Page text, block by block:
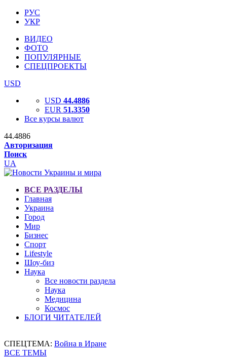
РУС
УКР
ВИДЕО
ФОТО
ПОПУЛЯРНЫЕ
СПЕЦПРОЕКТЫ
USD
USD 44.4886
EUR 51.3350
Все курсы валют
44.4886
Авторизация
Поиск
UA
ВСЕ РАЗДЕЛЫ
Главная
Украина
Город
Мир
Бизнес
Спорт
Lifestyle
Шоу-биз
Наука
Все новости раздела
Наука
Медицина
Космос
БЛОГИ ЧИТАТЕЛЕЙ
СПЕЦТЕМА: Война в Иране
ВСЕ ТЕМЫ